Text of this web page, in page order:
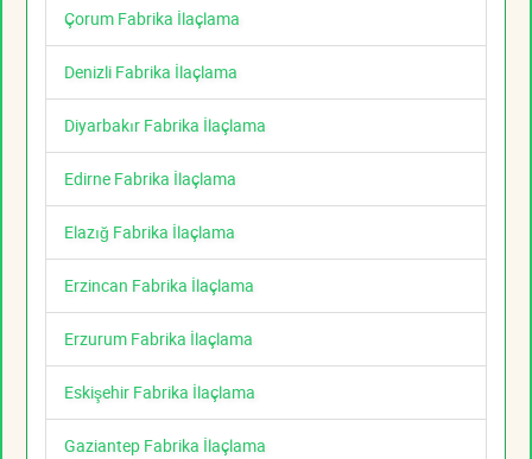
Çorum Fabrika İlaçlama
Denizli Fabrika İlaçlama
Diyarbakır Fabrika İlaçlama
Edirne Fabrika İlaçlama
Elazığ Fabrika İlaçlama
Erzincan Fabrika İlaçlama
Erzurum Fabrika İlaçlama
Eskişehir Fabrika İlaçlama
Gaziantep Fabrika İlaçlama